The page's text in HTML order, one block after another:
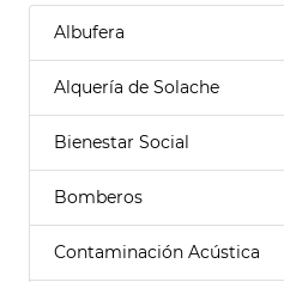
Albufera
Alquería de Solache
Bienestar Social
Bomberos
Contaminación Acústica